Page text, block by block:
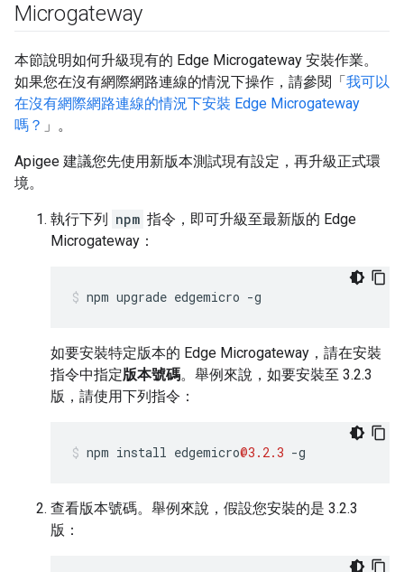
Microgateway
本節說明如何升級現有的 Edge Microgateway 安裝作業。
如果您在沒有網際網路連線的情況下操作，請參閱「我可以
在沒有網際網路連線的情況下安裝 Edge Microgateway
嗎？ 」。
Apigee 建議您先使用新版本測試現有設定，再升級正式環
境。
執行下列 npm 指令，即可升級至最新版的 Edge
Microgateway：
npm upgrade edgemicro -g
如要安裝特定版本的 Edge Microgateway，請在安裝
指令中指定版本號碼。舉例來說，如要安裝至 3.2.3
版，請使用下列指令：
npm install edgemicro@3.2.3 -g
查看版本號碼。舉例來說，假設您安裝的是 3.2.3
版：